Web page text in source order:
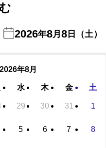
2026年8月 8 日（土）
2026年8月
水 木 金 土
29 30 31 1
5 6 7 8